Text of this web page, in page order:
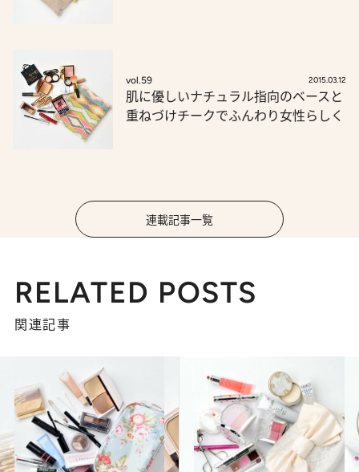
vol.59 2015.03.12
肌に優しいナチュラル指向のベースと
重ねづけチークでふんわり女性らしく
連載記事一覧
RELATED POSTS
関連記事